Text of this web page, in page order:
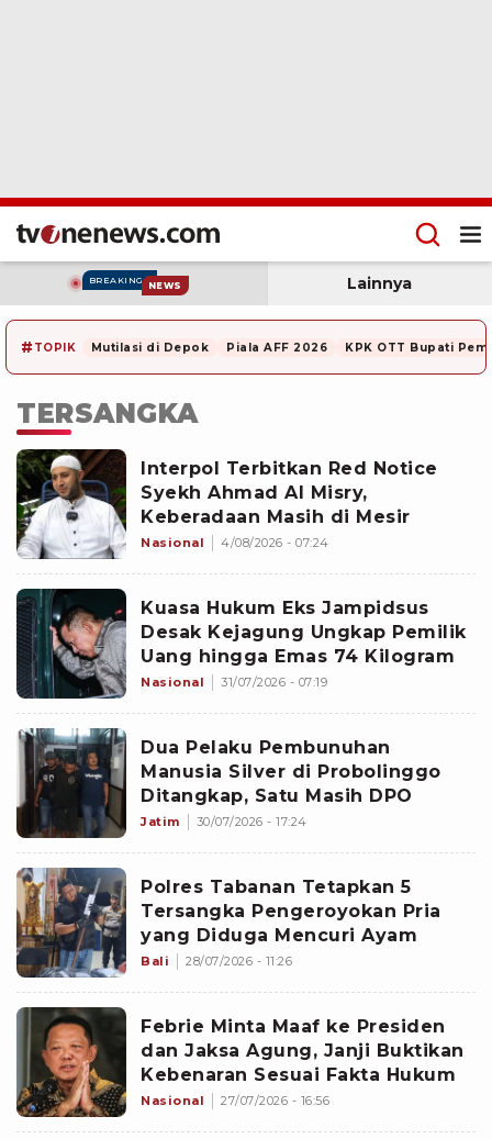
BREAKING NEWS Lainnya
# TOPIK Mutilasi di Depok Piala AFF 2026 KPK OTT Bupati
TERSANGKA
Interpol Terbitkan Red Notice
Syekh Ahmad Al Misry,
Keberadaan Masih di Mesir
Nasional 4/08/2026 - 07:24
Kuasa Hukum Eks Jampidsus
Desak Kejagung Ungkap Pemilik
Uang hingga Emas 74 Kilogram
Nasional 31/07/2026 - 07:19
Dua Pelaku Pembunuhan
Manusia Silver di Probolinggo
Ditangkap, Satu Masih DPO
Jatim 30/07/2026 - 17:24
Polres Tabanan Tetapkan 5
Tersangka Pengeroyokan Pria
yang Diduga Mencuri Ayam
Bali 28/07/2026 - 11:26
Febrie Minta Maaf ke Presiden
dan Jaksa Agung, Janji Buktikan
Kebenaran Sesuai Fakta Hukum
Nasional 27/07/2026 - 16:56